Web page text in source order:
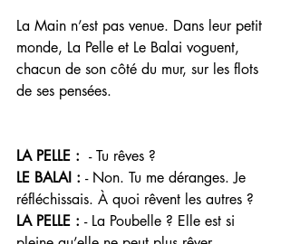
La Main n’est pas venue. Dans leur petit
monde, La Pelle et Le Balai voguent,
chacun de son côté du mur, sur les flots
de ses pensées.
LA PELLE : - Tu rêves ?
LE BALAI : - Non. Tu me déranges. Je
réfléchissais. À quoi rêvent les autres ?
LA PELLE : - La Poubelle ? Elle est si